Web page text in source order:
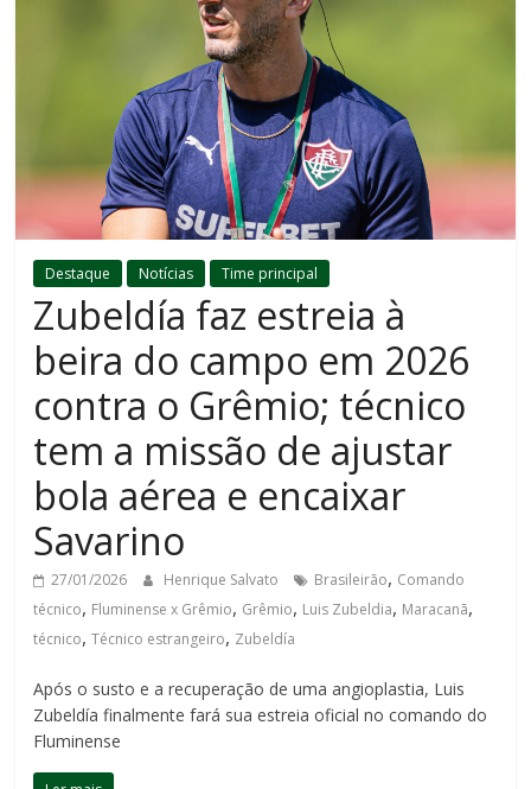
Destaque Notícias Time principal
Zubeldía faz estreia à
beira do campo em 2026
contra o Grêmio; técnico
tem a missão de ajustar
bola aérea e encaixar
Savarino
27/01/2026 Henrique Salvato Brasileirão, Comando
técnico, Fluminense x Grêmio, Grêmio, Luis Zubeldia, Maracanã,
técnico,Técnico estrangeiro, Zubeldía
Após o susto e a recuperação de uma angioplastia, Luis
Zubeldía finalmente fará sua estreia oficial no comando do
Fluminense